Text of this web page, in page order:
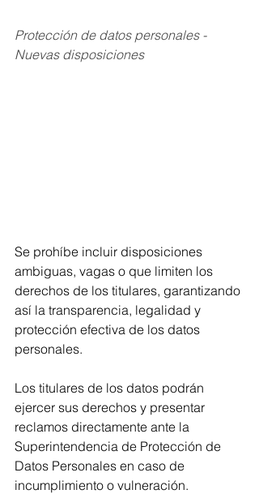
Protección de datos personales -
Nuevas disposiciones
Se prohíbe incluir disposiciones
ambiguas, vagas o que limiten los
derechos de los titulares, garantizando
así la transparencia, legalidad y
protección efectiva de los datos
personales.
Los titulares de los datos podrán
ejercer sus derechos y presentar
reclamos directamente ante la
Superintendencia de Protección de
Datos Personales en caso de
incumplimiento o vulneración.